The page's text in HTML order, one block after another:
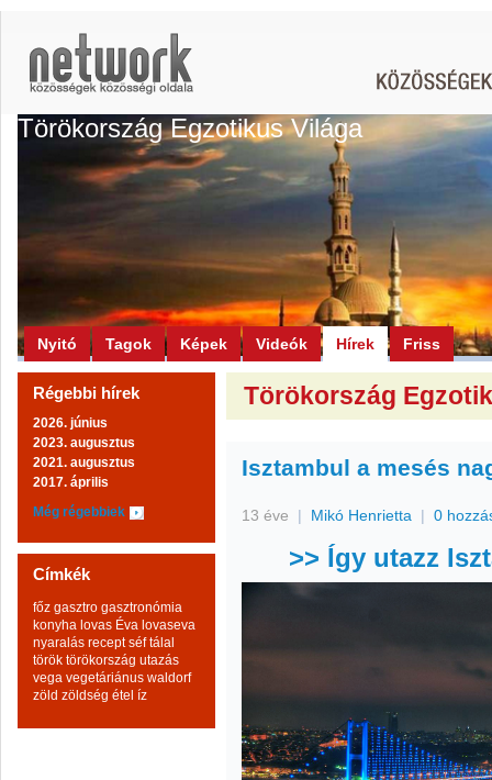
Törökország Egzotikus Világa
Nyitó Tagok Képek Videók Hírek Friss
Régebbi hírek
2026. június
2023. augusztus
2021. augusztus
2017. április
Még régebbiek
Címkék
főz gasztro gasztronómia
konyha lovas Éva lovaseva
nyaralás recept séf tálal
török törökország utazás
vega vegetáriánus waldorf
zöld zöldség étel íz
Törökország
Isztambul a mesés
13 éve | Mikó Henrietta | 0
>> Így utazz